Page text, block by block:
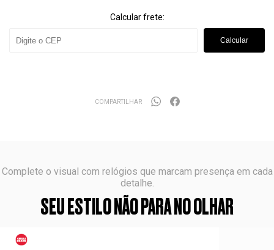
Calcular frete:
Calcular
COMPARTILHAR
Complete o visual com relógios que marcam presença em cada
detalhe.
SEU ESTILO NÃO PARA NO OLHAR